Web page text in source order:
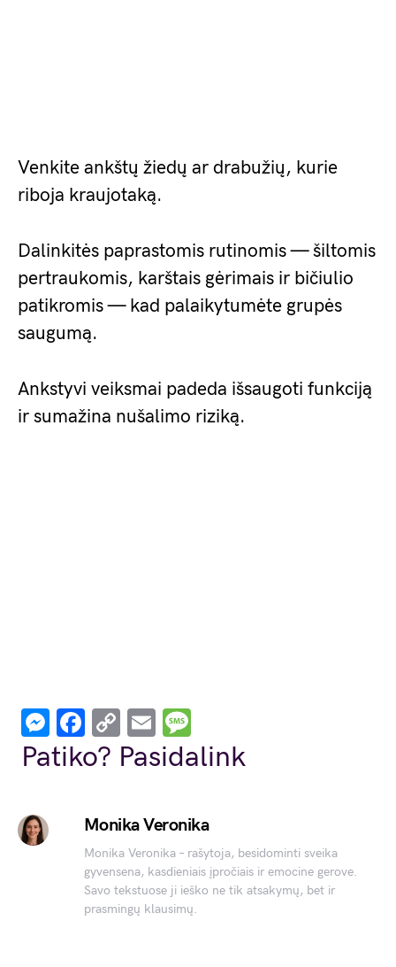
Venkite ankštų žiedų ar drabužių, kurie
riboja kraujotaką.
Dalinkitės paprastomis rutinomis — šiltomis
pertraukomis, karštais gėrimais ir bičiulio
patikromis — kad palaikytumėte grupės
saugumą.
Ankstyvi veiksmai padeda išsaugoti funkciją
ir sumažina nušalimo riziką.
Messenger
Facebook
Copy
Link
Email
Patiko? Pasidalink
Monika Veronika
Monika Veronika – rašytoja, besidominti sveika
gyvensena, kasdieniais įpročiais ir emocine gerove.
Savo tekstuose ji ieško ne tik atsakymų, bet ir
prasmingų klausimų.